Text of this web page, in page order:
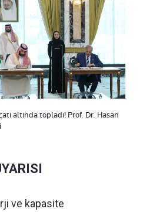
altında topladı! Prof. Dr. Hasan
ve kapasite